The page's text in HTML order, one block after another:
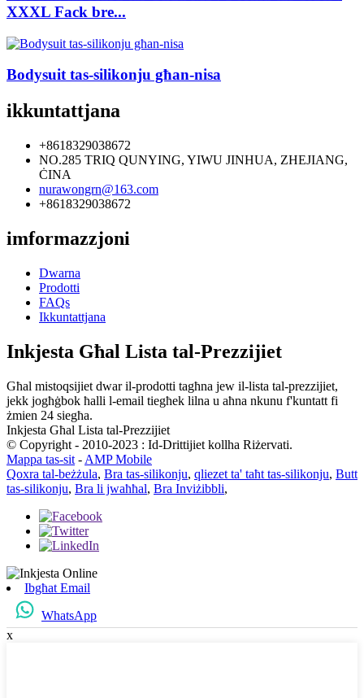
XXXL Fack bre...
Bodysuit tas-silikonju għan-nisa
ikkuntattjana
+8618329038672
NO.285 TRIQ QUNYING, YIWU JINHUA, ZHEJIANG,
ĊINA
nurawongrn@163.com
+8618329038672
imformazzjoni
Dwarna
Prodotti
FAQs
Ikkuntattjana
Inkjesta Għal Lista tal-Prezzijiet
Għal mistoqsijiet dwar il-prodotti tagħna jew il-lista tal-prezzijiet,
jekk jogħġbok ħalli l-email tiegħek lilna u aħna nkunu f'kuntatt fi
żmien 24 siegħa.
Inkjesta Għal Lista tal-Prezzijiet
© Copyright - 2010-2023 : Id-Drittijiet kollha Riżervati.
Mappa tas-sit - AMP Mobile
Qoxra tal-beżżula, Bra tas-silikonju, qliezet ta' taħt tas-silikonju, Butt
tas-silikonju, Bra li jwaħħal, Bra Inviżibbli,
Ibgħat Email
WhatsApp
x